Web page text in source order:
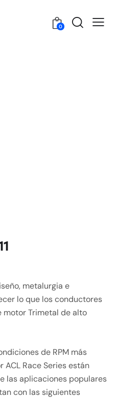
0
metalurgia e
lo que los conductores
motor Trimetal de alto
de RPM más
Race Series están
las aplicaciones populares
con las siguientes